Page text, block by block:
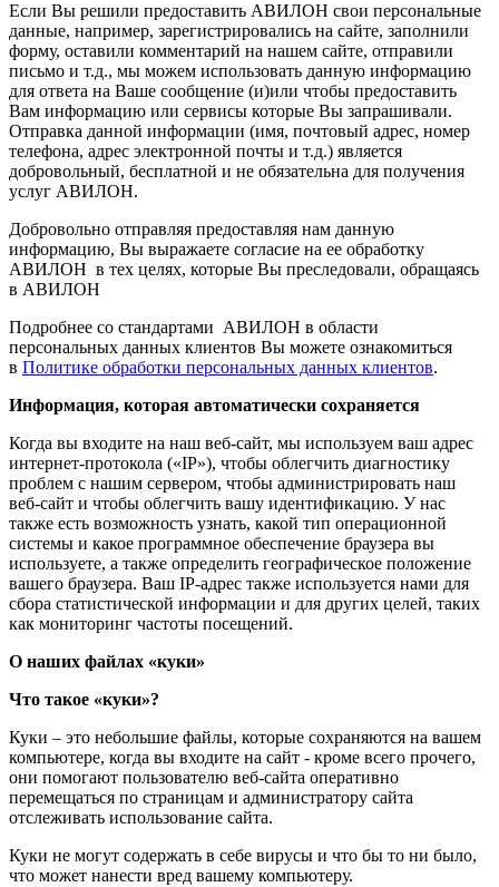
Если Вы решили предоставить АВИЛОН свои персональные
данные, например, зарегистрировались на сайте, заполнили
форму, оставили комментарий на нашем сайте, отправили
письмо и т.д., мы можем использовать данную информацию
для ответа на Ваше сообщение (и)или чтобы предоставить
Вам информацию или сервисы которые Вы запрашивали.
Отправка данной информации (имя, почтовый адрес, номер
телефона, адрес электронной почты и т.д.) является
добровольный, бесплатной и не обязательна для получения
услуг АВИЛОН.
Добровольно отправляя предоставляя нам данную
информацию, Вы выражаете согласие на ее обработку
АВИЛОН в тех целях, которые Вы преследовали, обращаясь
в АВИЛОН
Подробнее со стандартами АВИЛОН в области
персональных данных клиентов Вы можете ознакомиться
в Политике обработки персональных данных клиентов.
Информация, которая автоматически сохраняется
Когда вы входите на наш веб-сайт, мы используем ваш адрес
интернет-протокола («IP»), чтобы облегчить диагностику
проблем с нашим сервером, чтобы администрировать наш
веб-сайт и чтобы облегчить вашу идентификацию. У нас
также есть возможность узнать, какой тип операционной
системы и какое программное обеспечение браузера вы
используете, а также определить географическое положение
вашего браузера. Ваш IP-адрес также используется нами для
сбора статистической информации и для других целей, таких
как мониторинг частоты посещений.
О наших файлах «куки»
Что такое «куки»?
Куки – это небольшие файлы, которые сохраняются на вашем
компьютере, когда вы входите на сайт - кроме всего прочего,
они помогают пользователю веб-сайта оперативно
перемещаться по страницам и администратору сайта
отслеживать использование сайта.
Куки не могут содержать в себе вирусы и что бы то ни было,
что может нанести вред вашему компьютеру.